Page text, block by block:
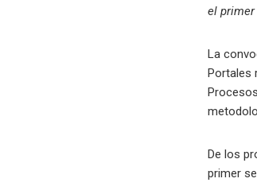
el
La
Portales
De los
primer